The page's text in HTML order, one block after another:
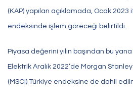
(KAP) yapılan açıklamada, Ocak 2023
endeksinde işlem göreceği belirtildi.
Piyasa değerini yılın başından bu
Elektrik Aralık 2022’de Morgan
(MSCI) Türkiye endeksine de dahil